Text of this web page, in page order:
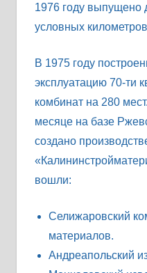
1976 году выпущено
условных
В 1975 году
эксплуатацию 70-ти
комбинат на 280
месяце на базе
создано
вошли:
Селижаровский
материалов.
Андреапольский